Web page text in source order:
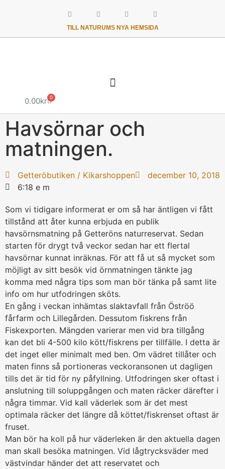
TILL NATURUMS NYA HEMSIDA
0.00kr 0
Havsörnar och
matningen.
Getteröbutiken / Kikarshoppen
december 10, 2018
6:18 e m
Som vi tidigare informerat er om så har äntligen vi fått
tillstånd att åter kunna erbjuda en publik
havsörnsmatning på Getteröns naturreservat. Sedan
starten för drygt två veckor sedan har ett flertal
havsörnar kunnat inräknas. För att få ut så mycket som
möjligt av sitt besök vid örnmatningen tänkte jag
komma med några tips som man bör tänka på samt lite
info om hur utfodringen sköts.
En gång i veckan inhämtas slaktavfall från Öströö
fårfarm och Lillegården. Dessutom fiskrens från
Fiskexporten. Mängden varierar men vid bra tillgång
kan det bli 4-500 kilo kött/fiskrens per tillfälle. I detta är
det inget eller minimalt med ben. Om vädret tillåter och
maten finns så portioneras veckoransonen ut dagligen
tills det är tid för ny påfyllning. Utfodringen sker oftast i
anslutning till soluppgången och maten räcker därefter i
några timmar. Vid kall väderlek som är det mest
optimala räcker det längre då köttet/fiskrenset oftast är
fruset.
Man bör ha koll på hur väderleken är den aktuella dagen
man skall besöka matningen. Vid lågtrycksväder med
västvindar händer det att reservatet och